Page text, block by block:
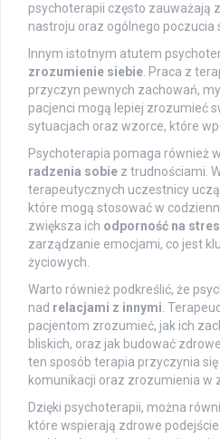
psychoterapii często zauważają
nastroju oraz ogólnego poczucia
Innym istotnym atutem
zrozumienie siebie. Praca z
przyczyn pewnych zachowań,
pacjenci mogą lepiej zrozumieć
sytuacjach oraz wzorce, które
Psychoterapia pomaga również w
radzenia sobie z trudnościami.
terapeutycznych uczestnicy
które mogą stosować w
zwiększa ich odporność na stres
zarządzanie emocjami, co jest
życiowych.
Warto również podkreślić, że
nad relacjami z innymi.
pacjentom zrozumieć, jak ich
bliskich, oraz jak budować
ten sposób terapia przyczynia
komunikacji oraz zrozumienia w
Dzięki psychoterapii, można
które wspierają zdrowe